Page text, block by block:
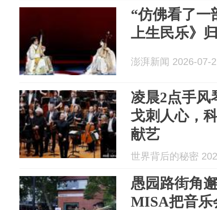
“仿佛看了一
上生民乐》
澎湃新闻 2026-07-
凌晨2点手风
戈刺人心，
献艺
世界背后的秘密
愚园路街角
MISA把音乐